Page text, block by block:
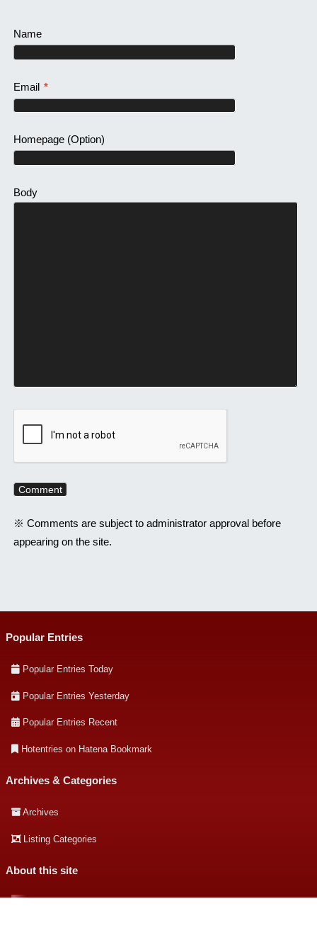
Name
Email *
Homepage(Option)
Body
※ Comments are subject to administrator approval before
appearing on the site.
Popular Entries
Popular Entries Today
Popular Entries Yesterday
Popular Entries Recent
Hotentries on Hatena Bookmark
Archives & Categories
Archives
Listing Categories
About this site